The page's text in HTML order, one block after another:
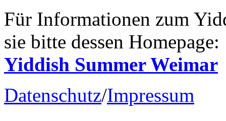
Für Informationen zum
sie bitte dessen Homepage:
Yiddish Summer Weimar
Datenschutz/Impressum